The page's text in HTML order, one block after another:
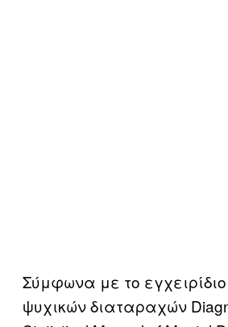
Σύμφωνα με το
ψυχικών διαταραχών